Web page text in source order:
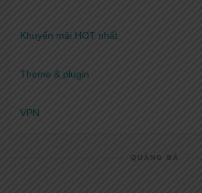
Khuyến mãi HOT nhất
Theme & plugin
VPN
QUẢNG BÁ